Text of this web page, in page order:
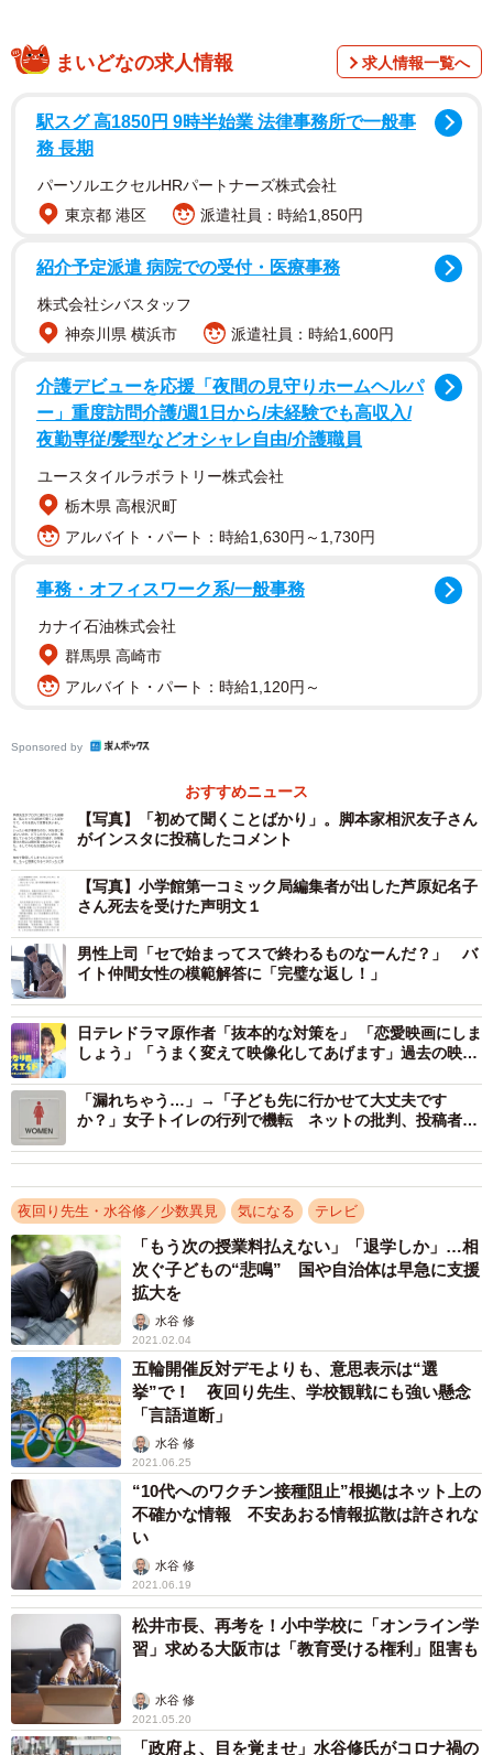
◇ ◇ ◇
漫画家の芦原妃名子さんが、自死されました。いろいろ
なご事情があったようです。それについて、今ネットで
係が取り沙汰されています。この問題について、私の考え
を書いてみます。
なくて」などを原作として、2本のドラマと1本の映画が作
られています。
みなさんは、ご存じだと思いますが、私の本は、小説で
はありません。すべて、実際に関わった子どもたちのこと
を、できる限り真実に基づいて書いた、ノンフィクション
どもたちも、すべて実名で書いています。
初めて、私の本がドラマ化されたのは、TBSテレビでし
たが、その時は、担当プロデューサーの方と綿密に打ち合
動、夜回りや子どもたちとの触れあい、私の講演を実際に
かったことがあります。それは、私の原作そのものをきち
んと映像とすることは不可能だと言うことです。「ノンフ
ィクション」の映像なら、もしかして、できるのかもしれ
ませんが。「ドラマ」や「映画」は、それ自体が、本とは
違う、一つの芸術です。作り手にも、その作品に込めたい
思いがあります。原作は、あくまで、素材であるというこ
とがよくわかりました。そして、映像化することを悩みま
した。中止しようと考えたときもあります。
そんな私の背を押してくれたのは、私が亡くした子ども
たちの家族や、関わっている子どもたちでした。「先生、
その作品が、どんなに先生の原作や思いと違うものになっ
できる。そして、その番組を見て、それを生きる力にした
り、先生に相談しようと考える子どもたちがきっとたくさ
んいる。その子どもたちのためにも、映像化するべきだ
よ」このことばに押されて、ドラマの話を受け入れまし
た。私は、担当プロデューサーや関係者に、「どうぞ、ご
自由に、私の本をお使いください。良い作品を作ってくだ
さい」そう伝え、脚本や映像制作には、一切関わらずお任
せしました。それ以降も、映像化の話が来れば、「すべて
ご自由に」と、原作をお渡ししてきました。
私は、原作と、ドラマや映画は、別のものと考えていま
す。原作者の作品への思いと、ドラマや映画の制作者や脚
本家、演者の考えや思いは、近づくことはあっても同一に
なることはないでしょう。
原作者が、原作通りのドラマや映画を望むこと自体に無
理があると、私は、考えます。私の作品で言ったら、実際
のなくなった子たちや、関わった子たちが、映像に出るこ
まいどなの求人情報 求人情報一覧へ
駅スグ 高1850円 9時半始業 法律事務所で一般事
務 長期
パーソルエクセルHRパートナーズ株式会社
東京都 港区
派遣社員：時給1,850円
紹介予定派遣 病院での受付・医療事務
株式会社シバスタッフ
神奈川県 横浜市
派遣社員：時給1,600円
介護デビューを応援「夜間の見守りホームヘルパ
ー」重度訪問介護/週1日から/未経験でも高収入/
夜勤専従/髪型などオシャレ自由/介護職員
ユースタイルラボラトリー株式会社
栃木県 高根沢町
アルバイト・パート：時給1,630円～1,730円
事務・オフィスワーク系/一般事務
カナイ石油株式会社
群馬県 高崎市
アルバイト・パート：時給1,120円～
Sponsored by
おすすめニュース
【写真】「初めて聞くことばかり」。脚本家相沢友子さん
がインスタに投稿したコメント
【写真】小学館第一コミック局編集者が出した芦原妃名子
さん死去を受けた声明文１
男性上司「セで始まってスで終わるものなーんだ？」 バ
イト仲間女性の模範解答に「完璧な返し！」
日テレドラマ原作者「抜本的な対策を」 「恋愛映画にしま
しょう」「うまく変えて映像化してあげます」過去の映像
「漏れちゃう…」→「子ども先に行かせて大丈夫です
か？」女子トイレの行列で機転 ネットの批判、投稿者は
夜回り先生・水谷修／少数異見 気になる テレビ
「もう次の授業料払えない」「退学しか」…相
次ぐ子どもの“悲鳴” 国や自治体は早急に支援
拡大を
水谷 修
2021.02.04
五輪開催反対デモよりも、意思表示は“選
挙”で！ 夜回り先生、学校観戦にも強い懸念
「言語道断」
水谷 修
2021.06.25
“10代へのワクチン接種阻止”根拠はネット上の
不確かな情報 不安あおる情報拡散は許されな
い
水谷 修
2021.06.19
松井市長、再考を！小中学校に「オンライン学
習」求める大阪市は「教育受ける権利」阻害も
水谷 修
2021.05.20
「政府よ、目を覚ませ」水谷修氏がコロナ禍の